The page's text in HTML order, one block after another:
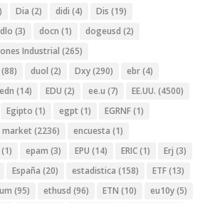
Dia (2) didi (4) Dis (19)
dlo (3) docn (1) dogeusd (2)
Industrial (265)
(88) duol (2) Dxy(290) ebr(4)
edn (14) EDU (2) ee.u (7) EE.UU. (4500)
Egipto (1) egpt (1) EGRNF(1)
market (2236) encuesta (1)
(1) epam (3) EPU (14) ERIC(1) Erj (3)
España (20) estadistica (158) ETF(13)
(95) ethusd (96) ETN (10) eu10y(5)